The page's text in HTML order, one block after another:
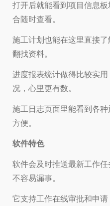
打开后就能看到项目信息
合随时查看。
施工计划也能在这里直接
翻找资料。
进度报表统计做得比较实
况，心里更有数。
施工日志页面里能看到各
方便。
软件特色
软件会及时推送最新工作
不容易漏事。
它支持工作在线审批和申